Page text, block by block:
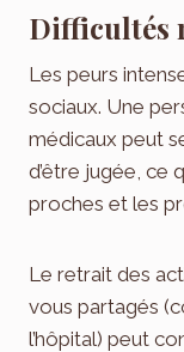
Difficultés
Les peurs
sociaux. Une
médicaux peut
d’être jugée, ce
proches et les
Le retrait des
vous partagés
l’hôpital) peut